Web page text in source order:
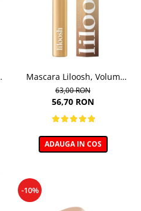
Mascara Liloosh, Volum
Panoramic - 10,5ml
63,00 RON
56,70 RON
ADAUGA IN COS
-10%